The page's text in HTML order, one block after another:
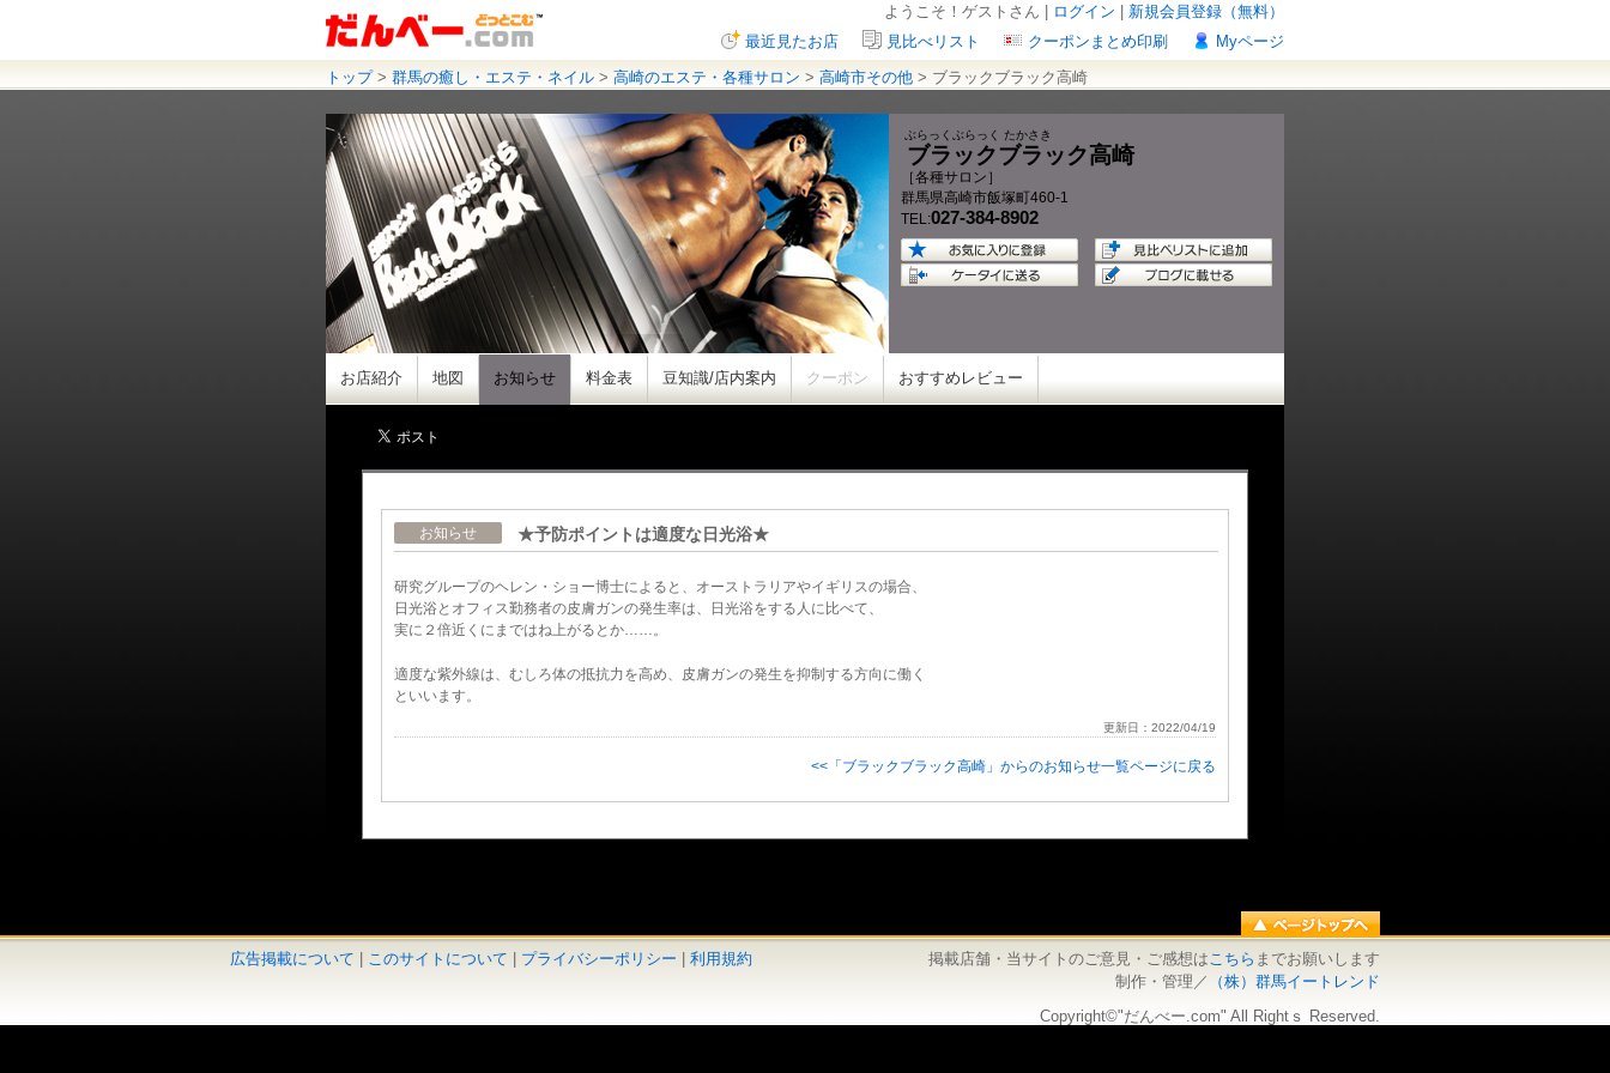
新規会員登録（無料）
ログイン
ようこそ！ゲストさん |
Myページ
クーポンまとめ印刷
見比べリスト
最近見たお店
トップ> 群馬の癒し・エステ・ネイル > 高崎のエステ・各種サロン > 高崎市その他 > ブラックブラック高崎
ぶらっくぶらっく たかさき
ブラックブラック高崎
［各種サロン］
群馬県高崎市飯塚町460-1
TEL:027-384-8902
お店紹介 地図 お知らせ 料金表 豆知識/店内案内 クーポン おすすめレビュー
お知らせ ★予防ポイントは適度な日光浴★
研究グループのヘレン・ショー博士によると、オーストラリアやイギリスの場合、
日光浴とオフィス勤務者の皮膚ガンの発生率は、日光浴をする人に比べて、
実に２倍近くにまではね上がるとか……。
適度な紫外線は、むしろ体の抵抗力を高め、皮膚ガンの発生を抑制する方向に働く
といいます。
更新日：2022/04/19
<<「ブラックブラック高崎」からのお知らせ一覧ページに戻る
広告掲載について このサイトについて プライバシーポリシー 利用規約 掲載店舗・当サイトのご意見・ご感想はこちら までお願いします
制作・管理／
（株）群馬イートレンド
Copyright©"だんべー.com" All Rightｓ Reserved.